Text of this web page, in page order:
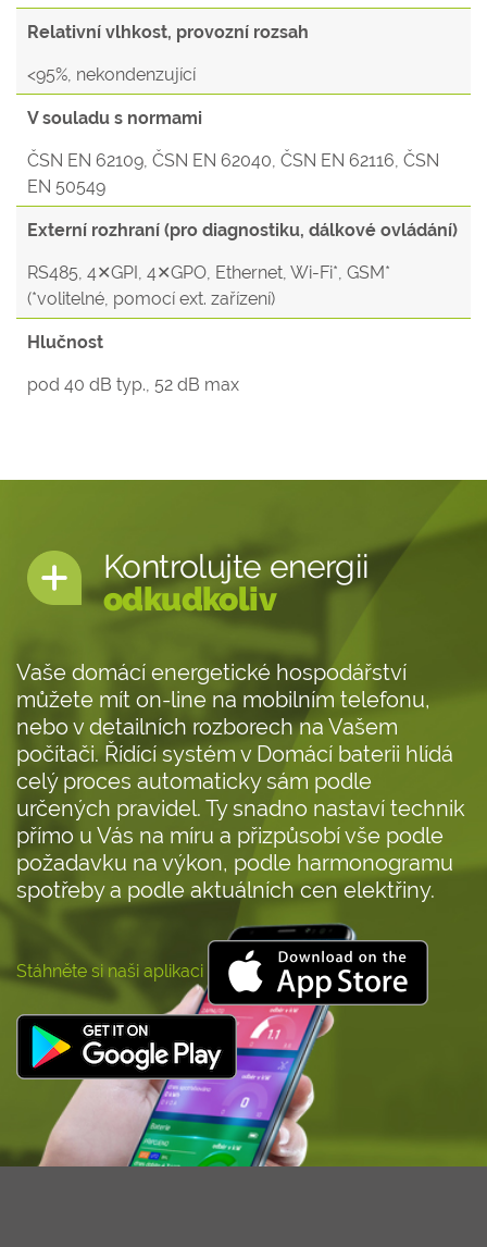
Relativní vlhkost, provozní rozsah
<95%, nekondenzující
V souladu s normami
ČSN EN 62109, ČSN EN 62040, ČSN EN 62116, ČSN
EN 50549
Externí rozhraní (pro diagnostiku, dálkové ovládání)
RS485, 4✕GPI, 4✕GPO, Ethernet, Wi-Fi*, GSM*
(*volitelné, pomocí ext. zařízení)
Hlučnost
pod 40 dB typ., 52 dB max
Kontrolujte energii
odkudkoliv
Vaše domácí energetické hospodářství
můžete mít on-line na mobilním telefonu,
nebo v detailních rozborech na Vašem
počítači. Řídící systém v Domácí baterii hlídá
celý proces automaticky sám podle
určených pravidel. Ty snadno nastaví technik
přímo u Vás na míru a přizpůsobí vše podle
požadavku na výkon, podle harmonogramu
spotřeby a podle aktuálních cen elektřiny.
Stáhněte si naši aplikaci